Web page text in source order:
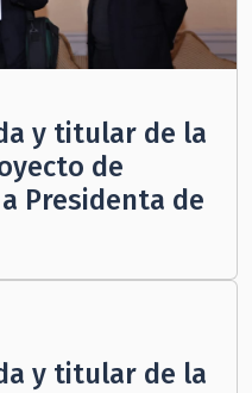
y titular de la
de
Presidenta de
y titular de la